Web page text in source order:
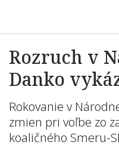
Rozruch v
Danko
Rokovanie v
zmien pri voľbe zo
koaličného Smeru-